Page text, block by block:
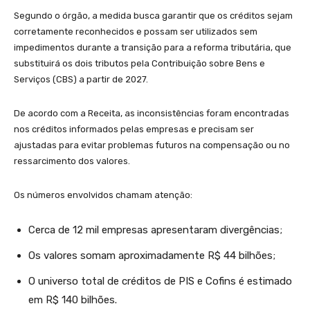
Segundo o órgão, a medida busca garantir que os créditos sejam
corretamente reconhecidos e possam ser utilizados sem
impedimentos durante a transição para a reforma tributária, que
substituirá os dois tributos pela Contribuição sobre Bens e
Serviços (CBS) a partir de 2027.
De acordo com a Receita, as inconsistências foram encontradas
nos créditos informados pelas empresas e precisam ser
ajustadas para evitar problemas futuros na compensação ou no
ressarcimento dos valores.
Os números envolvidos chamam atenção:
Cerca de 12 mil empresas apresentaram divergências;
Os valores somam aproximadamente R$ 44 bilhões;
O universo total de créditos de PIS e Cofins é estimado
em R$ 140 bilhões.